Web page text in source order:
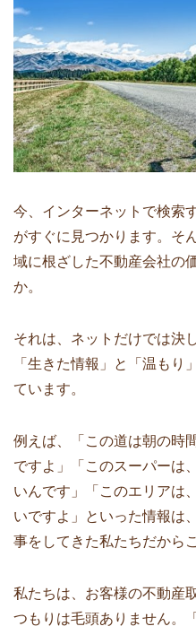
今、インターネットで検索
がすぐに見つかります。そ
域に根ざした不動産会社の
か。
それは、ネットだけでは決
「生きた情報」と「温もり
ています。
例えば、「この道は朝の時
ですよ」「このスーパーは
いんです」「このエリアは
いですよ」といった情報は
事をしてきた私たちだから
私たちは、お客様の不動産
つもりは毛頭ありません。